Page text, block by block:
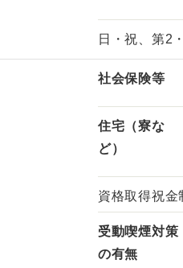
日・祝、第2
社会保険等
住宅（寮な
ど）
資格取得祝金
受動喫煙対策
の有無